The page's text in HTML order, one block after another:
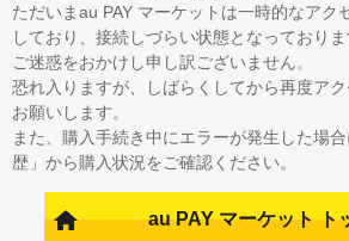
ただいまau PAY マーケットは一時的なアク
しており、接続しづらい状態となっておりま
ご迷惑をおかけし申し訳ございません。
恐れ入りますが、しばらくしてから再度ア
お願いします。
また、購入手続き中にエラーが発生した場
歴」から購入状況をご確認ください。
au PAY マーケット ト